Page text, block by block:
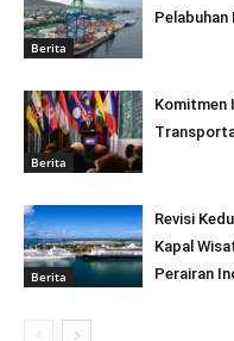
Berita
Pelabuhan
Berita
Komitmen
Berita
Revisi
Kapal
Perairan